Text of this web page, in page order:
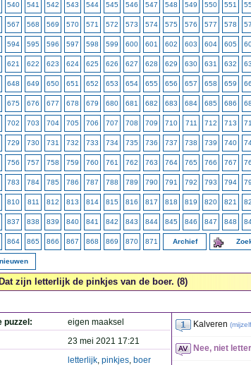
540 541 542 543 544 545 546 547 548 549 550 551
567 568 569 570 571 572 573 574 575 576 577 578
594 595 596 597 598 599 600 601 602 603 604 605
621 622 623 624 625 626 627 628 629 630 631 632
648 649 650 651 652 653 654 655 656 657 658 659
675 676 677 678 679 680 681 682 683 684 685 686
702 703 704 705 706 707 708 709 710 711 712 713
729 730 731 732 733 734 735 736 737 738 739 740
756 757 758 759 760 761 762 763 764 765 766 767
783 784 785 786 787 788 789 790 791 792 793 794
810 811 812 813 814 815 816 817 818 819 820 821
837 838 839 840 841 842 843 844 845 846 847 848
864 865 866 867 868 869 870 871 Archief
zijn letterlijk de pinkjes van de boer. (8)
puzzel:
eigen maaksel
23 mei 2021 17:21
letterlijk, pinkjes, boer
Kalveren (mijzelf
Nee, niet